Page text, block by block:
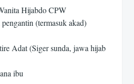
Hijabdo CPW
pengantin (termasuk akad)
Adat (Siger sunda, jawa hijab
ibu